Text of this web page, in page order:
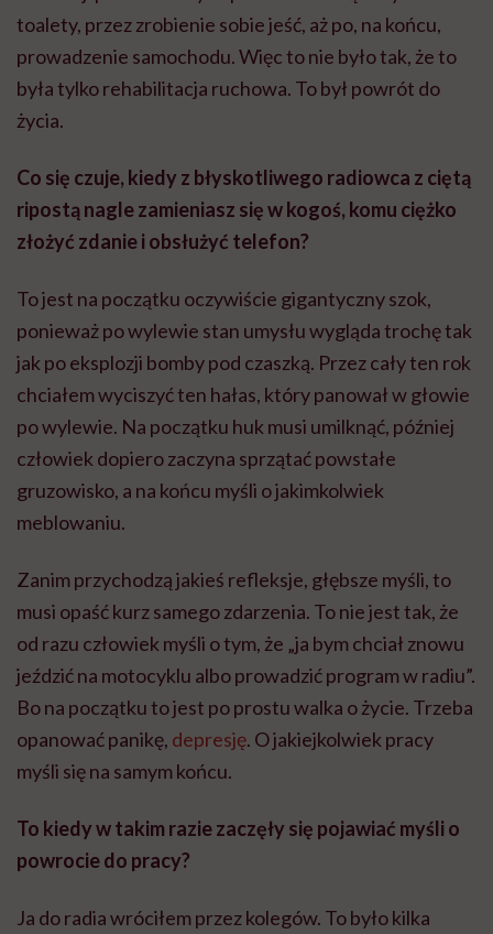
toalety, przez zrobienie sobie jeść, aż po, na końcu,
prowadzenie samochodu. Więc to nie było tak, że to
była tylko rehabilitacja ruchowa. To był powrót do
życia.
Co się czuje, kiedy z błyskotliwego radiowca z ciętą
ripostą nagle zamieniasz się w kogoś, komu ciężko
złożyć zdanie i obsłużyć telefon?
To jest na początku oczywiście gigantyczny szok,
ponieważ po wylewie stan umysłu wygląda trochę tak
jak po eksplozji bomby pod czaszką. Przez cały ten rok
chciałem wyciszyć ten hałas, który panował w głowie
po wylewie. Na początku huk musi umilknąć, później
człowiek dopiero zaczyna sprzątać powstałe
gruzowisko, a na końcu myśli o jakimkolwiek
meblowaniu.
Zanim przychodzą jakieś refleksje, głębsze myśli, to
musi opaść kurz samego zdarzenia. To nie jest tak, że
od razu człowiek myśli o tym, że „ja bym chciał znowu
jeździć na motocyklu albo prowadzić program w radiu”.
Bo na początku to jest po prostu walka o życie. Trzeba
opanować panikę, depresję. O jakiejkolwiek pracy
myśli się na samym końcu.
To kiedy w takim razie zaczęły się pojawiać myśli o
powrocie do pracy?
Ja do radia wróciłem przez kolegów. To było kilka